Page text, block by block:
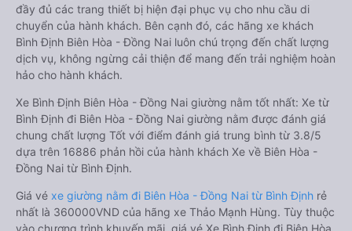
đầy đủ các trang thiết bị hiện đại phục vụ cho nhu cầu di
chuyển của hành khách. Bên cạnh đó, các hãng xe khách
Bình Định Biên Hòa - Đồng Nai luôn chú trọng đến chất lượng
dịch vụ, không ngừng cải thiện để mang đến trải nghiệm hoàn
hảo cho hành khách.
Xe Bình Định Biên Hòa - Đồng Nai giường nằm tốt nhất: Xe từ
Bình Định đi Biên Hòa - Đồng Nai giường nằm được đánh giá
chung chất lượng Tốt với điểm đánh giá trung bình từ 3.8/5
dựa trên 16886 phản hồi của hành khách Xe về Biên Hòa -
Đồng Nai từ Bình Định.
Giá vé xe giường nằm đi Biên Hòa - Đồng Nai từ Bình Định rẻ
nhất là 360000VND của hãng xe Thảo Mạnh Hùng. Tùy thuộc
vào chương trình khuyến mãi, giá vé Xe Bình Định đi Biên Hòa